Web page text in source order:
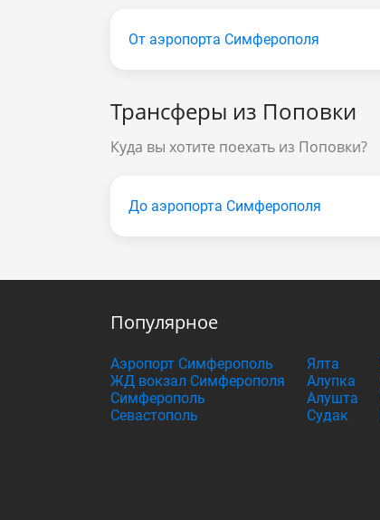
От аэропорта Симферополя
Трансферы из Поповки
Куда вы хотите поехать из Поповки?
До аэропорта Симферополя
Популярное
Аэропорт Симферополь
ЖД вокзал Симферополя
Симферополь
Севастополь
Ялта
Алупка
Алушта
Судак